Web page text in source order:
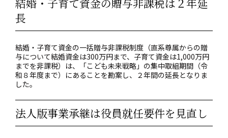
長
結婚・子育て資金の一括贈与非課税制度（直系尊属からの贈
与について結婚資金は300万円まで、子育て資金は1,000万円
までを非課税）は、「こども未来戦略」の集中取組期間（令
和８年度まで）にあることを勘案し、２年間の延長となりま
した。
法人版事業承継は役員就任要件を見直し